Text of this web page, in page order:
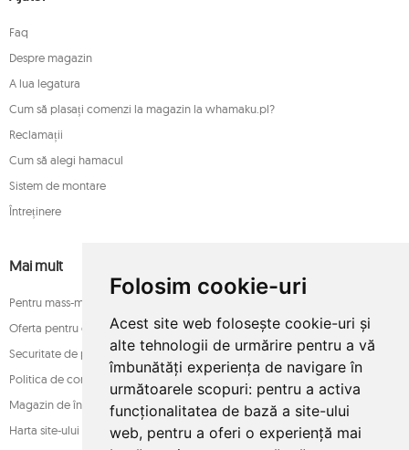
Folosim cookie-uri
Acest site web folosește cookie-uri și
alte tehnologii de urmărire pentru a vă
îmbunătăți experiența de navigare în
următoarele scopuri: pentru a activa
funcționalitatea de bază a site-ului
web, pentru a oferi o experiență mai
Faq
Despre magazin
A lua legatura
Cum să plasați comenzi la magazin la whamaku.pl?
Reclamații
Cum să alegi hamacul
Sistem de montare
Întreținere
Mai mult
Pentru mass-media
Oferta pentru companii
Securitate de plată
Politica de confidențialitate
Magazin de încredere
Harta site-ului